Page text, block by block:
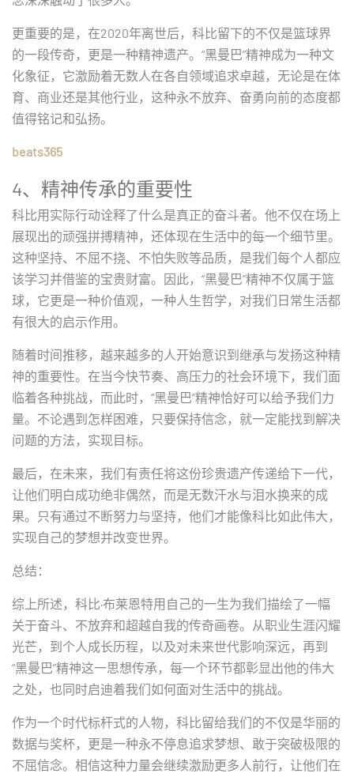
更重要的是，在2020年离世后，科比留下的不仅是篮球界
的一段传奇，更是一种精神遗产。“黑曼巴”精神成为一种文
化象征，它激励着无数人在各自领域追求卓越，无论是在体
育、商业还是其他行业，这种永不放弃、奋勇向前的态度都
值得铭记和弘扬。
beats365
4、精神传承的重要性
科比用实际行动诠释了什么是真正的奋斗者。他不仅在场上
展现出的顽强拼搏精神，还体现在生活中的每一个细节里。
这种坚持、不屈不挠、不怕失败等品质，是我们每个人都应
该学习并借鉴的宝贵财富。因此，“黑曼巴”精神不仅属于篮
球，它更是一种价值观，一种人生哲学，对我们日常生活都
有很大的启示作用。
随着时间推移，越来越多的人开始意识到继承与发扬这种精
神的重要性。在当今快节奏、高压力的社会环境下，我们面
临着各种挑战，而此时，“黑曼巴”精神恰好可以给予我们力
量。不论遇到怎样困难，只要保持信念，就一定能找到解决
问题的方法，实现目标。
最后，在未来，我们有责任将这份珍贵遗产传递给下一代，
让他们明白成功绝非偶然，而是无数汗水与泪水换来的成
果。只有通过不断努力与坚持，他们才能像科比如此伟大，
实现自己的梦想并改变世界。
总结：
综上所述，科比·布莱恩特用自己的一生为我们描绘了一幅
关于奋斗、不放弃和超越自我的传奇画卷。从职业生涯闪耀
光芒，到个人成长历程，以及对未来世代影响深远，再到
“黑曼巴”精神这一思想传承，每一个环节都彰显出他的伟大
之处，也同时启迪着我们如何面对生活中的挑战。
作为一个时代标杆式的人物，科比留给我们的不仅是华丽的
数据与奖杯，更是一种永不停息追求梦想、敢于突破极限的
不屈信念。相信这种力量会继续激励更多人前行，让他们在